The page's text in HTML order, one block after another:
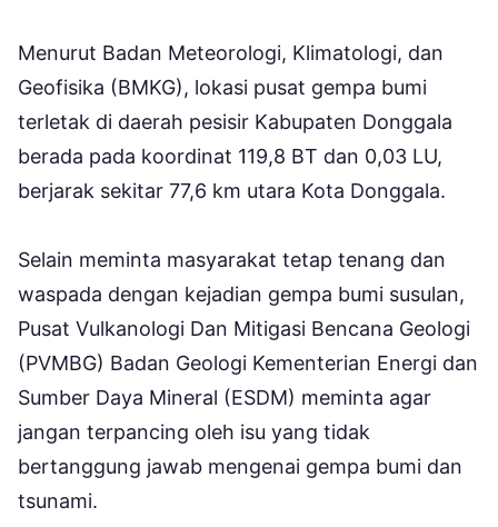
Menurut Badan Meteorologi, Klimatologi, dan
Geofisika (BMKG), lokasi pusat gempa bumi
terletak di daerah pesisir Kabupaten Donggala
berada pada koordinat 119,8 BT dan 0,03 LU,
berjarak sekitar 77,6 km utara Kota Donggala.
Selain meminta masyarakat tetap tenang dan
waspada dengan kejadian gempa bumi susulan,
Pusat Vulkanologi Dan Mitigasi Bencana Geologi
(PVMBG) Badan Geologi Kementerian Energi dan
Sumber Daya Mineral (ESDM) meminta agar
jangan terpancing oleh isu yang tidak
bertanggung jawab mengenai gempa bumi dan
tsunami.